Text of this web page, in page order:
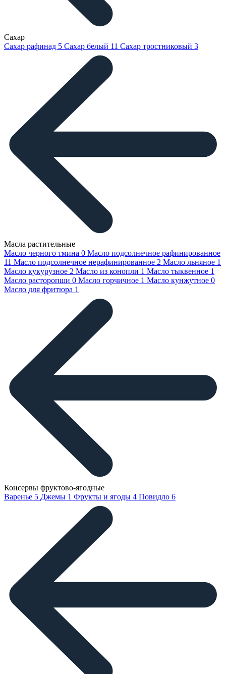
Сахар
Сахар рафинад 5 Сахар белый 11 Сахар тростниковый 3
Масла растительные
Масло черного тмина 0 Масло подсолнечное рафинированное
11 Масло подсолнечное нерафинированное 2 Масло льняное 1
Масло кукурузное 2 Масло из конопли 1 Масло тыквенное 1
Масло расторопши 0 Масло горчичное 1 Масло кунжутное 0
Масло для фритюра 1
Консервы фруктово-ягодные
Варенье 5 Джемы 1 Фрукты и ягоды 4 Повидло 6